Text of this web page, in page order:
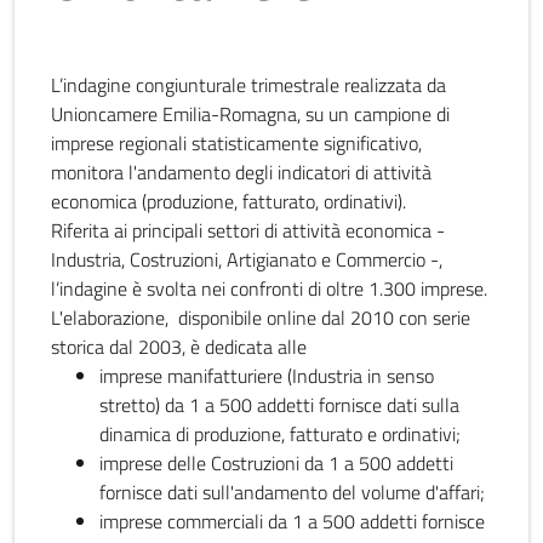
L’indagine congiunturale trimestrale realizzata da
Unioncamere Emilia-Romagna, su un campione di
imprese regionali statisticamente significativo,
monitora l'andamento degli indicatori di attività
economica (produzione, fatturato, ordinativi).
Riferita ai principali settori di attività economica -
Industria, Costruzioni, Artigianato e Commercio -,
l’indagine è svolta nei confronti di oltre 1.300 imprese.
L'elaborazione, disponibile online dal 2010 con serie
storica dal 2003, è dedicata alle
imprese manifatturiere (Industria in senso
stretto) da 1 a 500 addetti fornisce dati sulla
dinamica di produzione, fatturato e ordinativi;
imprese delle Costruzioni da 1 a 500 addetti
fornisce dati sull'andamento del volume d'affari;
imprese commerciali da 1 a 500 addetti fornisce